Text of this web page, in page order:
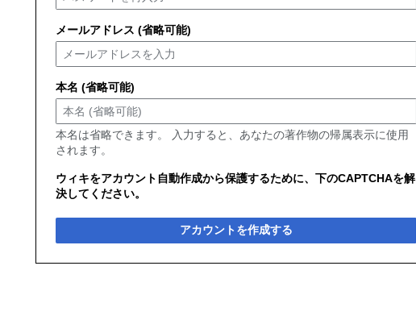
メールアドレス (省略可能)
本名 (省略可能)
本名は省略できます。 入力すると、あなたの著作物の帰属表示に使用
されます。
ウィキをアカウント自動作成から保護するために、下のCAPTCHAを解
決してください。
アカウントを作成する